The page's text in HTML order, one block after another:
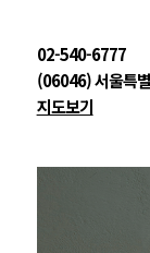
02-540-6777
(06046) 서울특
지도보기